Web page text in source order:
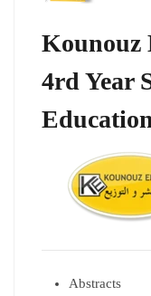
Kounouz
4rd Year
Education
Abstracts